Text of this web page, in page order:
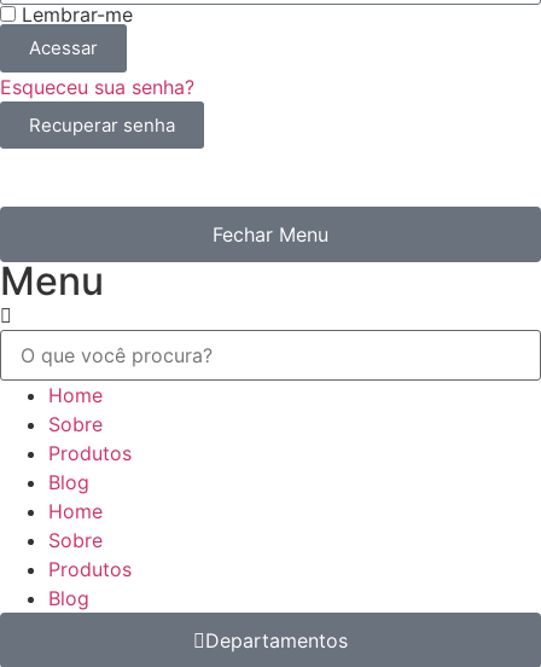
Lembrar-me
Acessar
Esqueceu sua senha?
Recuperar senha
Fechar Menu
Menu
Home
Sobre
Produtos
Blog
Home
Sobre
Produtos
Blog
Departamentos